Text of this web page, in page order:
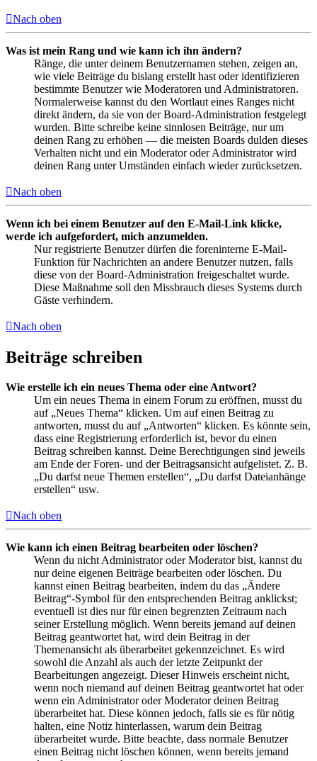
Nach oben
Was ist mein Rang und wie kann ich ihn ändern?
Ränge, die unter deinem Benutzernamen stehen, zeigen an,
wie viele Beiträge du bislang erstellt hast oder identifizieren
bestimmte Benutzer wie Moderatoren und Administratoren.
Normalerweise kannst du den Wortlaut eines Ranges nicht
direkt ändern, da sie von der Board-Administration festgelegt
wurden. Bitte schreibe keine sinnlosen Beiträge, nur um
deinen Rang zu erhöhen — die meisten Boards dulden dieses
Verhalten nicht und ein Moderator oder Administrator wird
deinen Rang unter Umständen einfach wieder zurücksetzen.
Nach oben
Wenn ich bei einem Benutzer auf den E-Mail-Link klicke,
werde ich aufgefordert, mich anzumelden.
Nur registrierte Benutzer dürfen die foreninterne E-Mail-
Funktion für Nachrichten an andere Benutzer nutzen, falls
diese von der Board-Administration freigeschaltet wurde.
Diese Maßnahme soll den Missbrauch dieses Systems durch
Gäste verhindern.
Nach oben
Beiträge schreiben
Wie erstelle ich ein neues Thema oder eine Antwort?
Um ein neues Thema in einem Forum zu eröffnen, musst du
auf „Neues Thema“ klicken. Um auf einen Beitrag zu
antworten, musst du auf „Antworten“ klicken. Es könnte sein,
dass eine Registrierung erforderlich ist, bevor du einen
Beitrag schreiben kannst. Deine Berechtigungen sind jeweils
am Ende der Foren- und der Beitragsansicht aufgelistet. Z. B.
„Du darfst neue Themen erstellen“, „Du darfst Dateianhänge
erstellen“ usw.
Nach oben
Wie kann ich einen Beitrag bearbeiten oder löschen?
Wenn du nicht Administrator oder Moderator bist, kannst du
nur deine eigenen Beiträge bearbeiten oder löschen. Du
kannst einen Beitrag bearbeiten, indem du das „Ändere
Beitrag“-Symbol für den entsprechenden Beitrag anklickst;
eventuell ist dies nur für einen begrenzten Zeitraum nach
seiner Erstellung möglich. Wenn bereits jemand auf deinen
Beitrag geantwortet hat, wird dein Beitrag in der
Themenansicht als überarbeitet gekennzeichnet. Es wird
sowohl die Anzahl als auch der letzte Zeitpunkt der
Bearbeitungen angezeigt. Dieser Hinweis erscheint nicht,
wenn noch niemand auf deinen Beitrag geantwortet hat oder
wenn ein Administrator oder Moderator deinen Beitrag
überarbeitet hat. Diese können jedoch, falls sie es für nötig
halten, eine Notiz hinterlassen, warum dein Beitrag
überarbeitet wurde. Bitte beachte, dass normale Benutzer
einen Beitrag nicht löschen können, wenn bereits jemand